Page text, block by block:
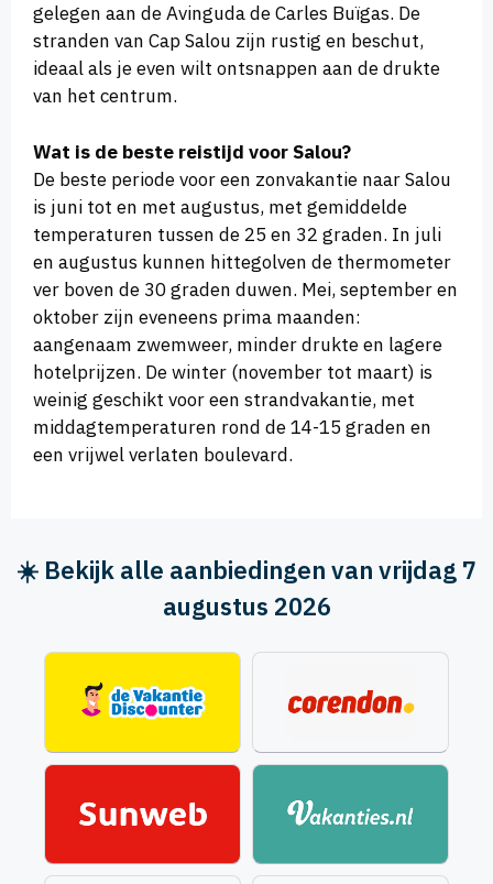
gelegen aan de Avinguda de Carles Buïgas. De
stranden van Cap Salou zijn rustig en beschut,
ideaal als je even wilt ontsnappen aan de drukte
van het centrum.
Wat is de beste reistijd voor Salou?
De beste periode voor een zonvakantie naar Salou
is juni tot en met augustus, met gemiddelde
temperaturen tussen de 25 en 32 graden. In juli
en augustus kunnen hittegolven de thermometer
ver boven de 30 graden duwen. Mei, september en
oktober zijn eveneens prima maanden:
aangenaam zwemweer, minder drukte en lagere
hotelprijzen. De winter (november tot maart) is
weinig geschikt voor een strandvakantie, met
middagtemperaturen rond de 14-15 graden en
een vrijwel verlaten boulevard.
☀️ Bekijk alle aanbiedingen van vrijdag 7
augustus 2026